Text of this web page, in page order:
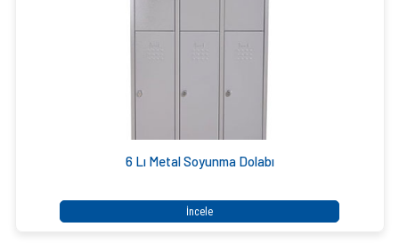
6 Lı Metal Soyunma Dolabı
İncele